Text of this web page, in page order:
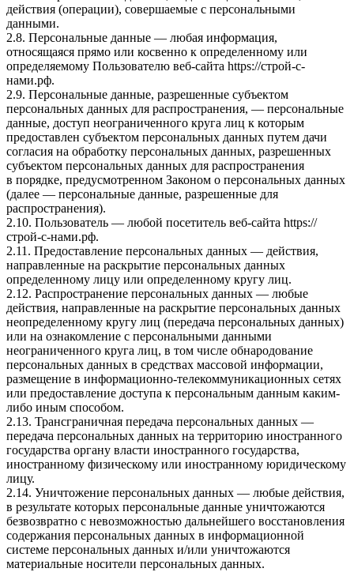
действия (операции), совершаемые с персональными
данными.
2.8. Персональные данные — любая информация,
относящаяся прямо или косвенно к определенному или
определяемому Пользователю веб-сайта https://строй-с-
нами.рф.
2.9. Персональные данные, разрешенные субъектом
персональных данных для распространения, — персональные
данные, доступ неограниченного круга лиц к которым
предоставлен субъектом персональных данных путем дачи
согласия на обработку персональных данных, разрешенных
субъектом персональных данных для распространения
в порядке, предусмотренном Законом о персональных данных
(далее — персональные данные, разрешенные для
распространения).
2.10. Пользователь — любой посетитель веб-сайта https://
строй-с-нами.рф.
2.11. Предоставление персональных данных — действия,
направленные на раскрытие персональных данных
определенному лицу или определенному кругу лиц.
2.12. Распространение персональных данных — любые
действия, направленные на раскрытие персональных данных
неопределенному кругу лиц (передача персональных данных)
или на ознакомление с персональными данными
неограниченного круга лиц, в том числе обнародование
персональных данных в средствах массовой информации,
размещение в информационно-телекоммуникационных сетях
или предоставление доступа к персональным данным каким-
либо иным способом.
2.13. Трансграничная передача персональных данных —
передача персональных данных на территорию иностранного
государства органу власти иностранного государства,
иностранному физическому или иностранному юридическому
лицу.
2.14. Уничтожение персональных данных — любые действия,
в результате которых персональные данные уничтожаются
безвозвратно с невозможностью дальнейшего восстановления
содержания персональных данных в информационной
системе персональных данных и/или уничтожаются
материальные носители персональных данных.